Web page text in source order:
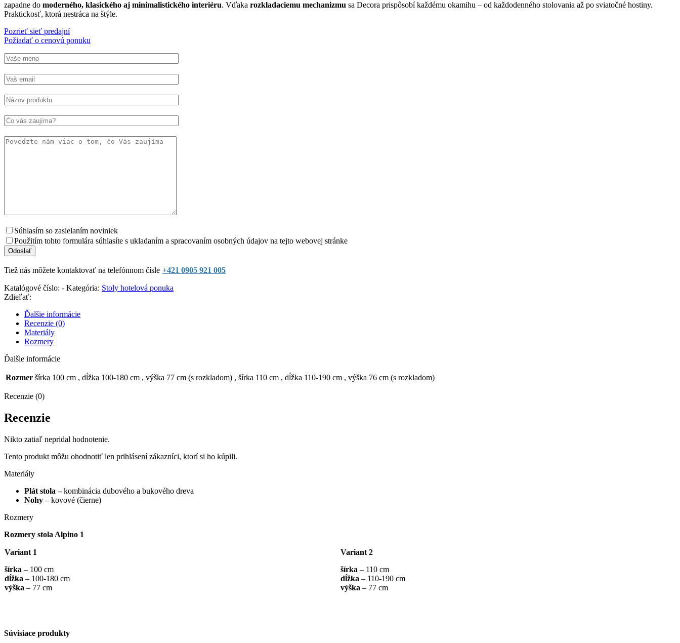
zapadne do moderného, klasického aj minimalistického interiéru. Vďaka rozkladaciemu mechanizmu sa Decora prispôsobí každému okamihu – od každodenného stolovania až po sviatočné hostiny.
Praktickosť, ktorá nestráca na štýle.
Pozrieť sieť predajní
Požiadať o cenovú ponuku
Súhlasím so zasielaním noviniek
Použitím tohto formulára súhlasíte s ukladaním a spracovaním osobných údajov na tejto webovej stránke
Tiež nás môžete kontaktovať na telefónnom čísle +421 0905 921 005
Katalógové číslo: - Kategória: Stoly hotelová ponuka
Zdieľať:
Ďalšie informácie
Recenzie (0)
Materiály
Rozmery
Ďalšie informácie
Rozmer šírka 100 cm , dĺžka 100-180 cm , výška 77 cm (s rozkladom) , šírka 110 cm , dĺžka 110-190 cm , výška 76 cm (s rozkladom)
Recenzie (0)
Recenzie
Nikto zatiaľ nepridal hodnotenie.
Tento produkt môžu ohodnotiť len prihlásení zákazníci, ktorí si ho kúpili.
Materiály
Plát stola –kombinácia dubového a bukového dreva
Nohy –kovové (čierne)
Rozmery
Rozmery stola Alpino 1
Variant 1
šírka – 100 cm
dĺžka – 100-180 cm
výška – 77 cm
Variant 2
šírka – 110 cm
dĺžka – 110-190 cm
výška – 77 cm
Súvisiace produkty